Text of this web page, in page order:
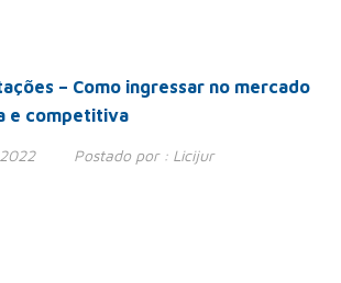
– Como ingressar no mercado
e competitiva
Postado por : Licijur